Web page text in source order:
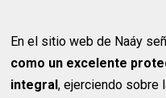
En el sitio web de Naáy
como un excelente
integral, ejerciendo sobre